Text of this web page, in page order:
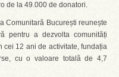
de la 49.000 de donatori.
Comunitară București reunește
pentru a dezvolta comunități
cei 12 ani de activitate, fundația
cu o valoare totală de 4,7